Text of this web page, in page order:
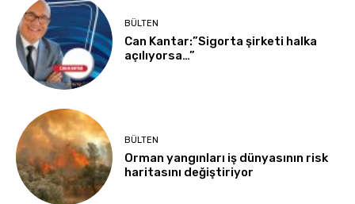
BÜLTEN
Can Kantar:”Sigorta şirketi halka
açılıyorsa…”
BÜLTEN
Orman yangınları iş dünyasının risk
haritasını değiştiriyor